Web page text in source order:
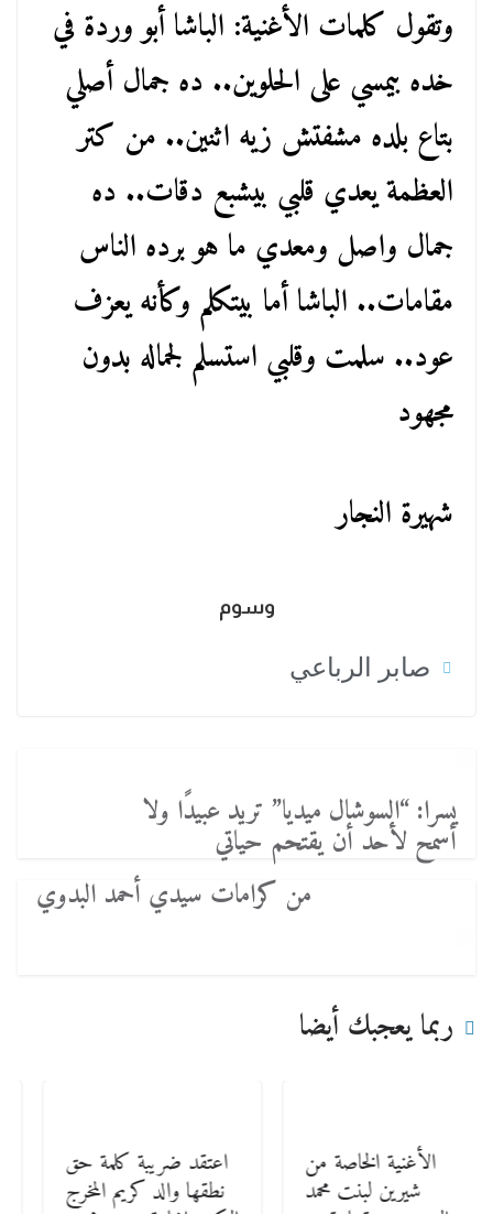
وتقول كلمات الأغنية: الباشا أبو وردة في
خده بيمسي على الحلوين.. ده جمال أصلي
بتاع بلده مشفتش زيه اثنين.. من كتر
العظمة يعدي قلبي بيشبع دقات.. ده
جمال واصل ومعدي ما هو برده الناس
مقامات.. الباشا أما بيتكلم وكأنه يعزف
عود.. سلمت وقلبي استسلم لجماله بدون
مجهود
شهيرة النجار
وسوم
صابر الرباعي
يسرا: “السوشال ميديا” تريد عبيدًا ولا
أسمح لأحد أن يقتحم حياتي
من كرامات سيدي أحمد البدوي
ربما يعجبك أيضا
اعتقد ضريبة كلمة حق
نطقها والد كريم المخرج
الأغنية الخاصة من
شيرين لبنت محمد